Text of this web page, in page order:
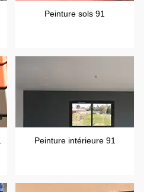
Peinture sols 91
Peinture intérieure 91